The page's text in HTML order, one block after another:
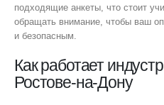
подходящие анкеты, что стоит
обращать внимание, чтобы ваш
и безопасным.
Как работает
Ростове-на-Дону